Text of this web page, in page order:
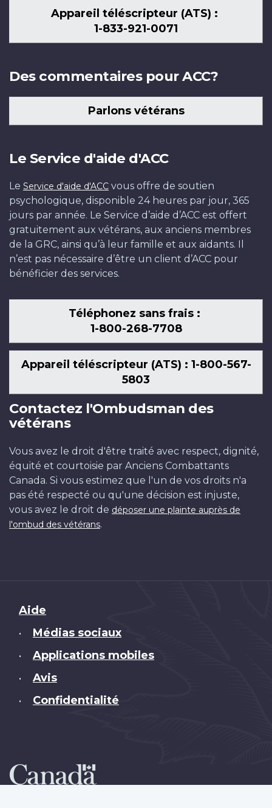
Appareil téléscripteur (ATS) :
1-833-921-0071
Des commentaires pour ACC?
Parlons vétérans
Le Service d'aide d'ACC
Le Service d'aide d'ACC vous offre de soutien
psychologique, disponible 24 heures par jour, 365
jours par année. Le Service d’aide d’ACC est offert
gratuitement aux vétérans, aux anciens membres
de la GRC, ainsi qu’à leur famille et aux aidants. Il
n’est pas nécessaire d’être un client d’ACC pour
bénéficier des services.
Téléphonez sans frais :
1-800-268-7708
Appareil téléscripteur (ATS) : 1-800-567-
5803
Contactez l'Ombudsman des
vétérans
Vous avez le droit d'être traité avec respect, dignité,
équité et courtoisie par Anciens Combattants
Canada. Si vous estimez que l'un de vos droits n'a
pas été respecté ou qu'une décision est injuste,
vous avez le droit de déposer une plainte auprès de
l'ombud des vétérans.
Brand
Aide
• Médias sociaux
• Applications mobiles
• Avis
• Confidentialité